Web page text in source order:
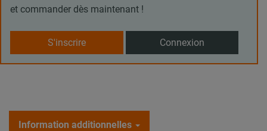
et commander dès maintenant !
S'inscrire Connexion
Information additionnelles